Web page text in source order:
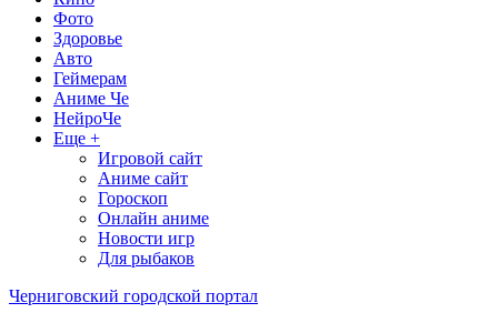
Фото
Здоровье
Авто
Геймерам
Аниме Че
НейроЧе
Еще +
Игровой сайт
Аниме сайт
Гороскоп
Онлайн аниме
Новости игр
Для рыбаков
Черниговский городской портал